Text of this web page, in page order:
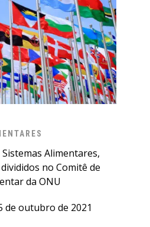
Alimentares,
no Comitê de
da ONU
de outubro de 2021